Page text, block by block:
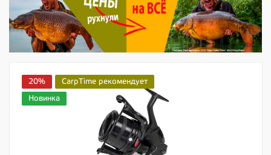
20%
CarpTime рекомендует
Новинка